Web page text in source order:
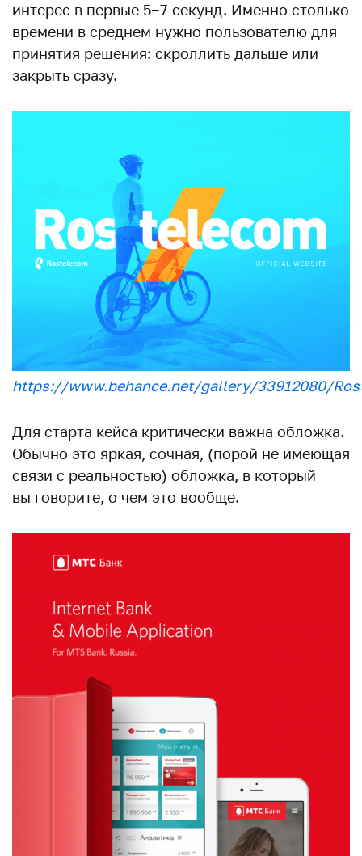
интерес в первые 5−7 секунд. Именно столько
времени в среднем нужно пользователю для
принятия решения: скроллить дальше или
закрыть сразу.
https://www.behance.net/gallery/33912080/
Для старта кейса критически важна обложка.
Обычно это яркая, сочная, (порой не имеющая
связи с реальностью) обложка, в который
вы говорите, о чем это вообще.